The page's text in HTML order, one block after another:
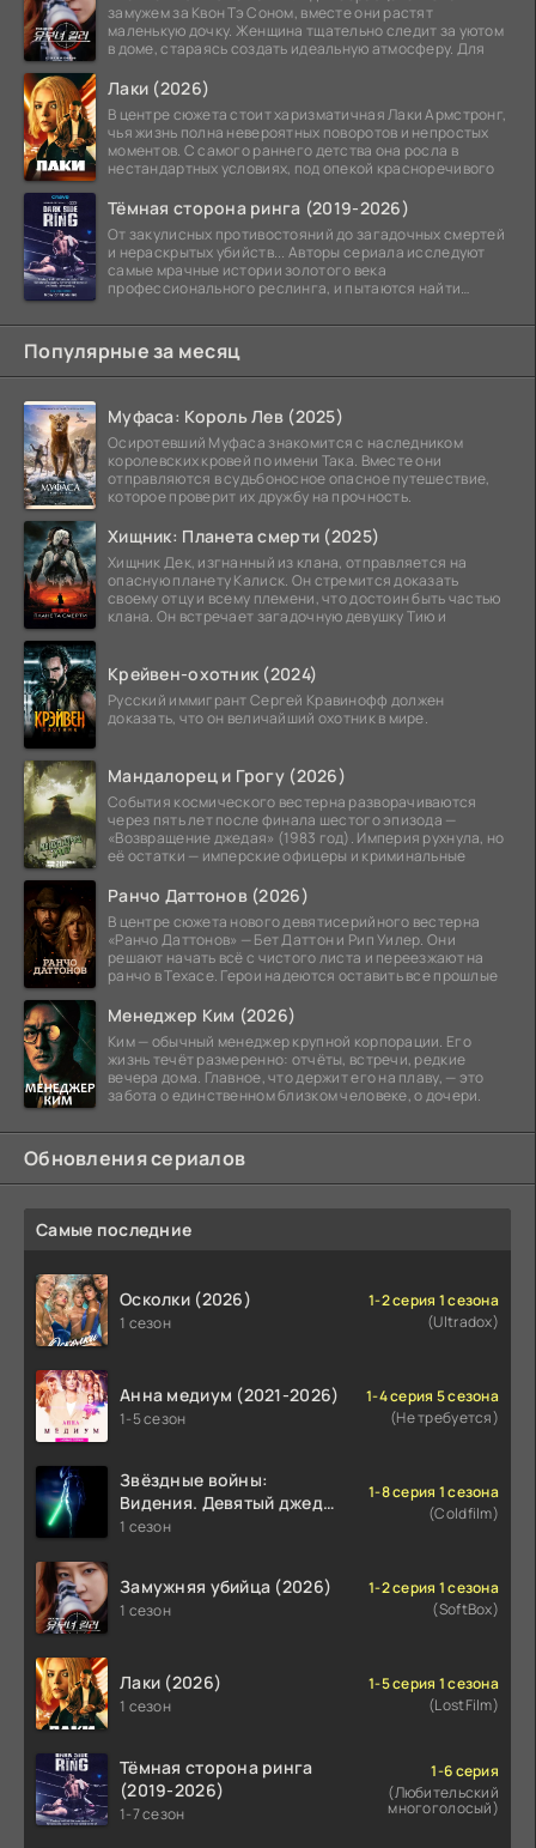
замужем за Квон Тэ Соном, вместе они растят
маленькую дочку. Женщина тщательно следит за уютом
в доме, стараясь создать идеальную атмосферу. Для
Лаки (2026)
В центре сюжета стоит харизматичная Лаки Армстронг,
чья жизнь полна невероятных поворотов и непростых
моментов. С самого раннего детства она росла в
нестандартных условиях, под опекой красноречивого
Тёмная сторона ринга (2019-2026)
От закулисных противостояний до загадочных смертей
и нераскрытых убийств... Авторы сериала исследуют
самые мрачные истории золотого века
профессионального реслинга, и пытаются найти
Популярные за месяц
Муфаса: Король Лев (2025)
Осиротевший Муфаса знакомится с наследником
королевских кровей по имени Така. Вместе они
отправляются в судьбоносное опасное путешествие,
которое проверит их дружбу на прочность.
Хищник: Планета смерти (2025)
Хищник Дек, изгнанный из клана, отправляется на
опасную планету Калиск. Он стремится доказать
своему отцу и всему племени, что достоин быть частью
клана. Он встречает загадочную девушку Тию и
Крейвен-охотник (2024)
Русский иммигрант Сергей Кравинофф должен
доказать, что он величайший охотник в мире.
Мандалорец и Грогу (2026)
События космического вестерна разворачиваются
через пять лет после финала шестого эпизода —
«Возвращение джедая» (1983 год). Империя рухнула, но
её остатки — имперские офицеры и криминальные
Ранчо Даттонов (2026)
В центре сюжета нового девятисерийного вестерна
«Ранчо Даттонов» — Бет Даттон и Рип Уилер. Они
решают начать всё с чистого листа и переезжают на
ранчо в Техасе. Герои надеются оставить все прошлые
Менеджер Ким (2026)
Ким — обычный менеджер крупной корпорации. Его
жизнь течёт размеренно: отчёты, встречи, редкие
вечера дома. Главное, что держит его на плаву, — это
забота о единственном близком человеке, о дочери.
Обновления сериалов
Самые последние
Осколки (2026)
1 сезон
1-2 серия 1 сезона
(Ultradox)
Анна медиум (2021-2026)
1-5 сезон
1-4 серия 5 сезона
(Не требуется)
Звёздные войны:
Видения. Девятый джедай
(2026)
1 сезон
1-8 серия 1 сезона
(Coldfilm)
Замужняя убийца (2026)
1 сезон
1-2 серия 1 сезона
(SoftBox)
Лаки (2026)
1 сезон
1-5 серия 1 сезона
(LostFilm)
Тёмная сторона ринга
(2019-2026)
1-7 сезон
1-6 серия
(Любительский
многоголосый)